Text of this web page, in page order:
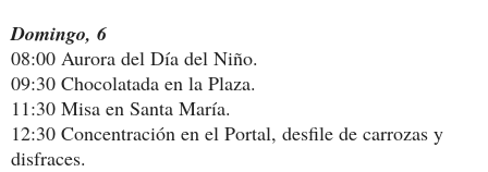
Domingo, 6
08:00 Aurora del Día del Niño.
09:30 Chocolatada en la Plaza.
11:30 Misa en Santa María.
12:30 Concentración en el Portal, desfile de carrozas y
disfraces.